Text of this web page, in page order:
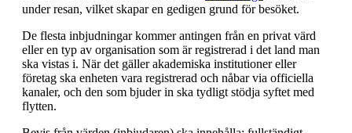
under resan, vilket skapar en gedigen grund för besöket.
De flesta inbjudningar kommer antingen från en privat värd
eller en typ av organisation som är registrerad i det land man
ska vistas i. När det gäller akademiska institutioner eller
företag ska enheten vara registrerad och nåbar via officiella
kanaler, och den som bjuder in ska tydligt stödja syftet med
flytten.